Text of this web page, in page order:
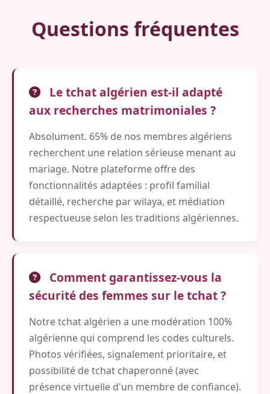
Questions fréquentes
Le tchat algérien est-il adapté
aux recherches matrimoniales ?
Absolument. 65% de nos membres algériens
recherchent une relation sérieuse menant au
mariage. Notre plateforme offre des
fonctionnalités adaptées : profil familial
détaillé, recherche par wilaya, et médiation
respectueuse selon les traditions algériennes.
Comment garantissez-vous la
sécurité des femmes sur le tchat ?
Notre tchat algérien a une modération 100%
algérienne qui comprend les codes culturels.
Photos vérifiées, signalement prioritaire, et
possibilité de tchat chaperonné (avec
présence virtuelle d'un membre de confiance).